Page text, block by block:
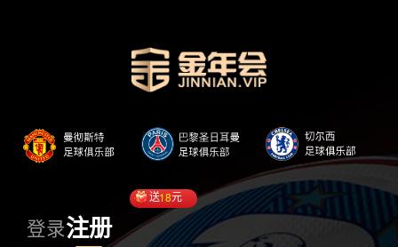
登录注册
送18元